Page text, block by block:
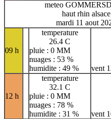
meteo
haut rhin alsace
mardi 11 aout
09 h
temperature
26.4 C
pluie : 0 MM
nuages : 53 %
humidite : 49 %
vent
12 h
temperature
32.1 C
pluie : 0 MM
nuages : 78 %
humidite : 31 %
vent